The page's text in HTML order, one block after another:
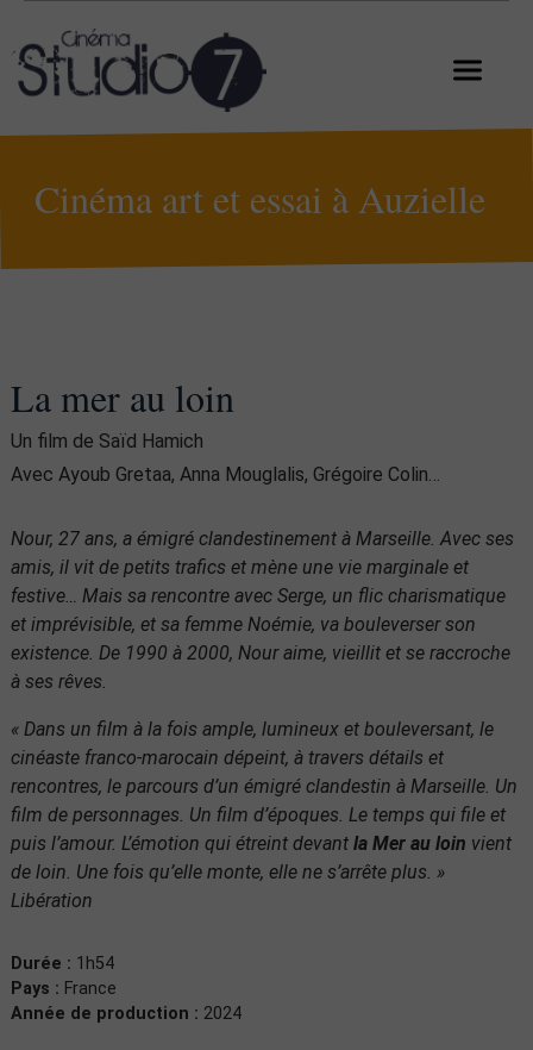
Cinéma art et essai à Auzielle
La mer au loin
Un film de Saïd Hamich
Avec Ayoub Gretaa, Anna Mouglalis, Grégoire Colin…
Nour, 27 ans, a émigré clandestinement à Marseille. Avec ses
amis, il vit de petits trafics et mène une vie marginale et
festive… Mais sa rencontre avec Serge, un flic charismatique
et imprévisible, et sa femme Noémie, va bouleverser son
existence. De 1990 à 2000, Nour aime, vieillit et se raccroche
à ses rêves.
« Dans un film à la fois ample, lumineux et bouleversant, le
cinéaste franco-marocain dépeint, à travers détails et
rencontres, le parcours d’un émigré clandestin à Marseille. Un
film de personnages. Un film d’époques. Le temps qui file et
puis l’amour. L’émotion qui étreint devant la Mer au loin vient
de loin. Une fois qu’elle monte, elle ne s’arrête plus. »
Libération
Durée : 1h54
Pays : France
Année de production : 2024